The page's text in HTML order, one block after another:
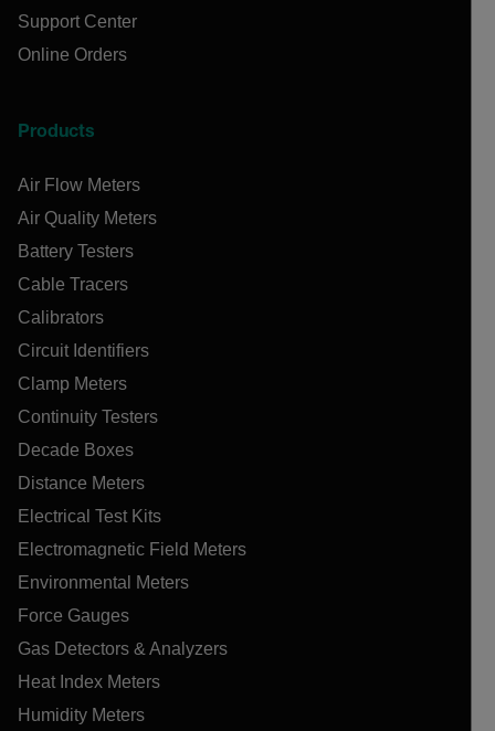
Support Center
Online Orders
Products
Air Flow Meters
Air Quality Meters
Battery Testers
Cable Tracers
Calibrators
Circuit Identifiers
Clamp Meters
Continuity Testers
Decade Boxes
Distance Meters
Electrical Test Kits
Electromagnetic Field Meters
Environmental Meters
Force Gauges
Gas Detectors & Analyzers
Heat Index Meters
Humidity Meters